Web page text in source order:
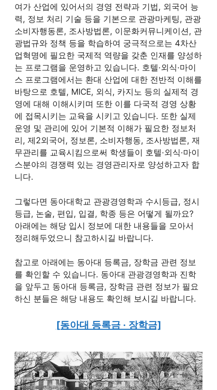
여가 산업에 있어서의 경영 전략과 기법, 외국어 능
력, 정보 처리 기술 등을 기본으로 관광마케팅, 관광
소비자행동론, 조사방법론, 이문화커뮤니케이션, 관
광법규와 정책 등을 학습하여 궁극적으로는 4차산
업혁명에 필요한 국제적 역량을 갖춘 인재를 양성하
는 프로그램을 운영하고 있습니다. 호텔·외식·마이
스 프로그램에서는 환대 산업에 대한 전반적 이해를
바탕으로 호텔, MICE, 외식, 카지노 등의 실제적 경
영에 대해 이해시키며 또한 이를 다국적 경영 상황
에 접목시키는 교육을 시키고 있습니다. 또한 실제
운영 및 관리에 있어 기본적 이해가 필요한 정보처
리, 제2외국어, 정보론, 소비자행동, 조사방법론, 재
무관리를 교육시킴으로써 학생들이 호텔·외식·마이
스분야의 경쟁력 있는 경영관리자로 양성하고자 합
니다.
그렇다면 동아대학교 관광경영학과 수시등급, 정시
등급, 논술, 편입, 입결, 학종 등은 어떻게 될까요?
아래에는 해당 입시 정보에 대한 내용들을 모아서
정리해두었으니 참고하시길 바랍니다.
참고로 아래에는 동아대 등록금, 장학금 관련 정보
를 확인할 수 있습니다. 동아대 관광경영학과 진학
을 앞두고 동아대 등록금, 장학금 관련 정보가 필요
하신 분들은 해당 내용도 확인해 보시길 바랍니다.
[동아대 등록금 · 장학금]